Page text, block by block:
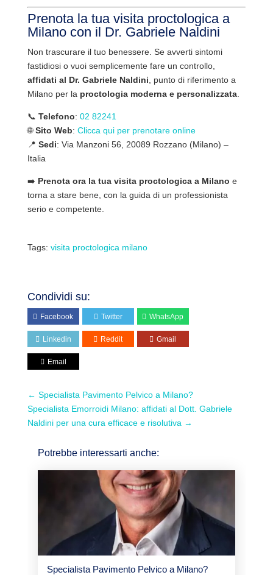
Prenota la tua visita proctologica a
Milano con il Dr. Gabriele Naldini
Non trascurare il tuo benessere. Se avverti sintomi
fastidiosi o vuoi semplicemente fare un controllo,
affidati al Dr. Gabriele Naldini , punto di riferimento a
Milano per la proctologia moderna e personalizzata.
📞 Telefono: 02 82241
🌐Sito Web: Clicca qui per prenotare online
📍 Sedi: Via Manzoni 56, 20089 Rozzano (Milano) –
Italia
➡️ Prenota ora la tua visita proctologica a Milano e
torna a stare bene, con la guida di un professionista
serio e competente.
Tags: visita proctologica milano
Condividi su:
Facebook Twitter WhatsApp
Linkedin Reddit Gmail
Email
← Specialista Pavimento Pelvico a Milano?
Specialista Emorroidi Milano: affidati al Dott. Gabriele
Naldini per una cura efficace e risolutiva →
Potrebbe interessarti anche:
Specialista Pavimento Pelvico a Milano?